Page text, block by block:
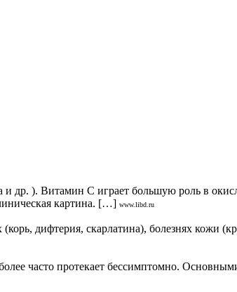
др. ). Витамин С играет большую роль в
картина. […] www.libd.ru
дифтерия, скарлатина), болезнях кожи
часто протекает бессимптомно.